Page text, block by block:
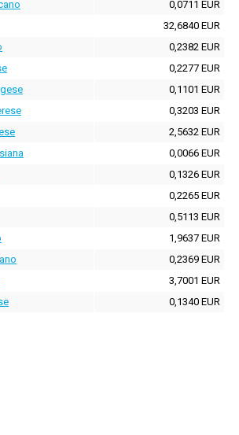
0,0711 EUR
32,6840 EUR
0,2382 EUR
0,2277 EUR
0,1101 EUR
0,3203 EUR
2,5632 EUR
0,0066 EUR
0,1326 EUR
0,2265 EUR
0,5113 EUR
1,9637 EUR
0,2369 EUR
3,7001 EUR
0,1340 EUR